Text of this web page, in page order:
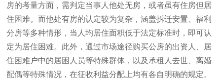
房的考量方面，需判定当事人他处无房，或者虽有住房但居
住困难。而他处有房的认定较为复杂，涵盖拆迁安置、福利
分房等多种情形，当人均居住面积低于法定标准时，即可认
定为居住困难。此外，通过市场途径购买公房的出资人、居
住困难户中的居困人员等特殊群体，以及承租人去世、离婚
配偶等特殊情况，在征收利益分配上均有各自明确的规定。